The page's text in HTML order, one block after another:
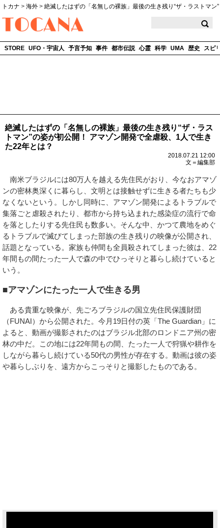
トカナ > 海外 > 絶滅したはずの「名無しの裸族」最後の生き残り“ザ・ラストマン”
STORE UFO・宇宙人 予言予知 事件 都市伝説 心霊 科学 UMA 歴史 スピ
絶滅したはずの「名無しの裸族」最後の生き残り“ザ・ラス
トマン”の姿が初公開！ アマゾン開発で全虐殺、1人で生き
た22年とは？
2018.07.21 12:00
文＝編集部
南米ブラジルには80万人を越える先住民がおり、今なおアマゾ
ンの密林奥深くに暮らし、文明とは接触せずに生きる者たちも少
なくないという。しかし同時に、アマゾン開発によるトラブルで
集落ごと虐殺されたり、都市から持ち込まれた感染症の流行で命
を落としたりする先住民も数多い。そんな中、かつて農地をめぐ
るトラブルで滅びてしまった部族の生き残りの映像が公開され、
話題となっている。家族も仲間も全員殺されてしまった彼は、22
年間もの間たった一人で森の中でひっそりと暮らし続けていると
いう。
■アマゾンにたった一人で生きる男
ある貴重な映像が、先ごろブラジルの国立先住民保護財団
（FUNAI）から公開された。今月19日付の英「The Guardian」に
よると、動画が撮影されたのはブラジル北部のロンドニア州の密
林の中だ。この地には22年間もの間、たった一人で狩猟や耕作を
しながら暮らし続けている50代の男性が存在する。動画は彼の姿
や暮らしぶりを、遠方からこっそりと撮影したものである。